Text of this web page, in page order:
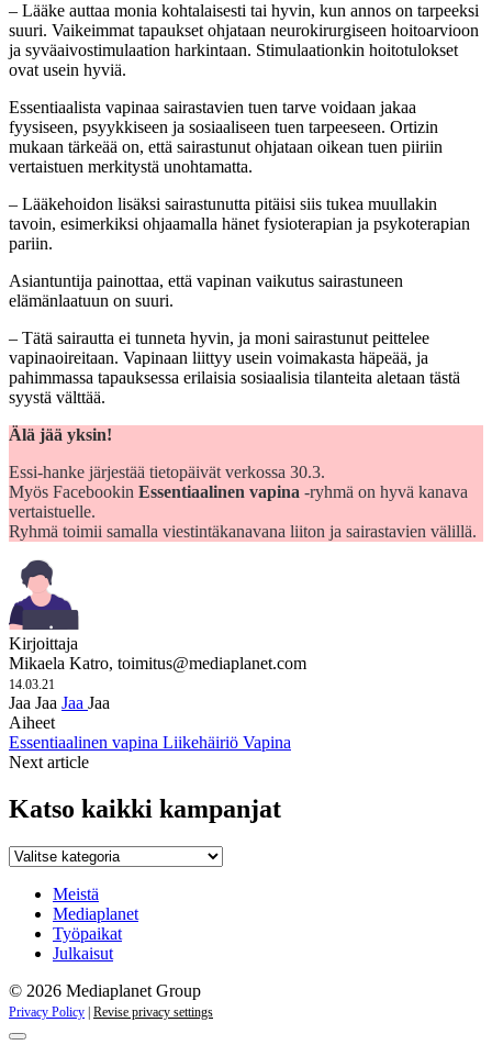
– Lääke auttaa monia kohtalaisesti tai hyvin, kun annos on tarpeeksi
suuri. Vaikeimmat tapaukset ohjataan neurokirurgiseen hoitoarvioon
ja syväaivostimulaation harkintaan. Stimulaationkin hoitotulokset
ovat usein hyviä.
Essentiaalista vapinaa sairastavien tuen tarve voidaan jakaa
fyysiseen, psyykkiseen ja sosiaaliseen tuen tarpeeseen. Ortizin
mukaan tärkeää on, että sairastunut ohjataan oikean tuen piiriin
vertaistuen merkitystä unohtamatta.
– Lääkehoidon lisäksi sairastunutta pitäisi siis tukea muullakin
tavoin, esimerkiksi ohjaamalla hänet fysioterapian ja psykoterapian
pariin.
Asiantuntija painottaa, että vapinan vaikutus sairastuneen
elämänlaatuun on suuri.
– Tätä sairautta ei tunneta hyvin, ja moni sairastunut peittelee
vapinaoireitaan. Vapinaan liittyy usein voimakasta häpeää, ja
pahimmassa tapauksessa erilaisia sosiaalisia tilanteita aletaan tästä
syystä välttää.
Älä jää yksin!
Essi-hanke järjestää tietopäivät verkossa 30.3.
Myös Facebookin Essentiaalinen vapina -ryhmä on hyvä kanava
vertaistuelle.
Ryhmä toimii samalla viestintäkanavana liiton ja sairastavien välillä.
Kirjoittaja
Mikaela Katro, toimitus@mediaplanet.com
14.03.21
Jaa Jaa Jaa Jaa
Aiheet
Essentiaalinen vapina Liikehäiriö Vapina
Next article
Katso kaikki kampanjat
Katso
kampanjat
Meistä
Mediaplanet
Työpaikat
Julkaisut
© 2026 Mediaplanet Group
Privacy Policy Revise privacy settings